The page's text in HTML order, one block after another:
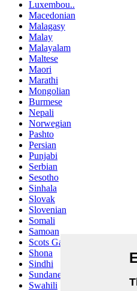
Luxembou..
Macedonian
Malagasy
Malay
Malayalam
Maltese
Maori
Marathi
Mongolian
Burmese
Nepali
Norwegian
Pashto
Persian
Punjabi
Serbian
Sesotho
Sinhala
Slovak
Slovenian
Somali
Samoan
Scots Gaelic
Shona
Sindhi
Sundanese
Swahili